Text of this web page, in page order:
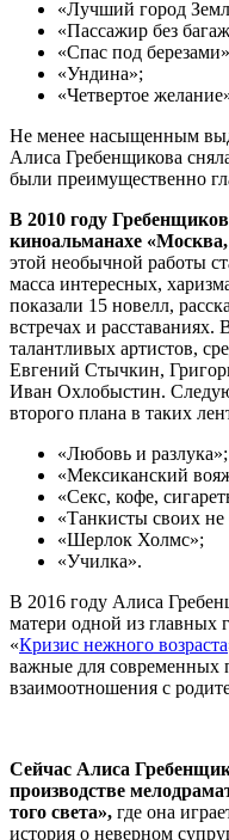
«Лучший город
«Пассажир без
«Спас под
«Ундина»;
«Четвертое
Не менее насыщенным
Алиса Гребенщикова
были преимущественно
В 2010 году
киноальманахе
этой необычной работы
масса интересных,
показали 15 новелл,
встречах и расставаниях.
талантливых артистов,
Евгений Стычкин,
Иван Охлобыстин.
второго плана в таких
«Любовь и разлука»;
«Мексиканский
«Секс, кофе,
«Танкисты своих не
«Шерлок Холмс»;
«Училка».
В 2016 году Алиса
матери одной из главных
«Кризис нежного возраста
важные для современных
взаимоотношения с
Сейчас Алиса
производстве
того света», где она
история о неверном